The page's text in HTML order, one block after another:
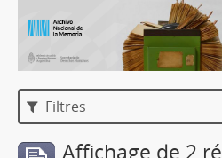
Filtres
Affichage de 2